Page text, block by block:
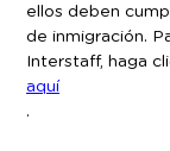
ellos deben
de inmigración.
Interstaff, haga
aquí
.